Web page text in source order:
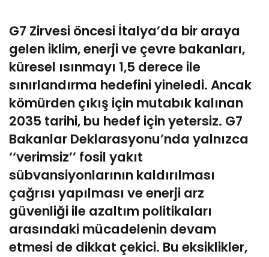
G7 Zirvesi öncesi İtalya’da bir araya
gelen iklim, enerji ve çevre bakanları,
küresel ısınmayı 1,5 derece ile
sınırlandırma hedefini yineledi. Ancak
kömürden çıkış için mutabık kalınan
2035 tarihi, bu hedef için yetersiz. G7
Bakanlar Deklarasyonu’nda yalnızca
‘‘verimsiz’’ fosil yakıt
sübvansiyonlarının kaldırılması
çağrısı yapılması ve enerji arz
güvenliği ile azaltım politikaları
arasındaki mücadelenin devam
etmesi de dikkat çekici. Bu eksiklikler,